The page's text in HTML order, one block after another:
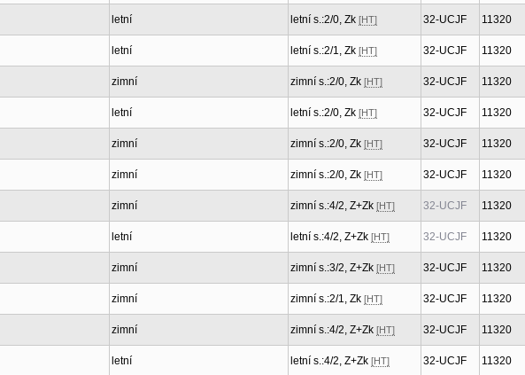
letní letní s.:2/0, Zk [HT] 32-UCJF 11320
letní letní s.:2/1, Zk [HT] 32-UCJF 11320
zimní zimní s.:2/0, Zk [HT] 32-UCJF 11320
letní letní s.:2/0, Zk [HT] 32-UCJF 11320
zimní zimní s.:2/0, Zk [HT] 32-UCJF 11320
zimní zimní s.:2/0, Zk [HT] 32-UCJF 11320
zimní zimní s.:4/2, Z+Zk [HT] 32-UCJF 11320
letní letní s.:4/2, Z+Zk [HT] 32-UCJF 11320
zimní zimní s.:3/2, Z+Zk [HT] 32-UCJF 11320
zimní zimní s.:2/1, Zk [HT] 32-UCJF 11320
zimní zimní s.:4/2, Z+Zk [HT] 32-UCJF 11320
letní letní s.:4/2, Z+Zk [HT] 32-UCJF 11320